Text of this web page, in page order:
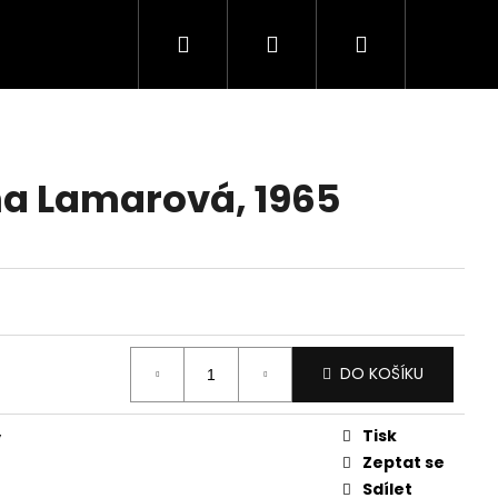
Hledat PřihlášeníNákupní
Lamarová, 1965
DO KOŠÍKU
Tisk
Zeptat se
Sdílet